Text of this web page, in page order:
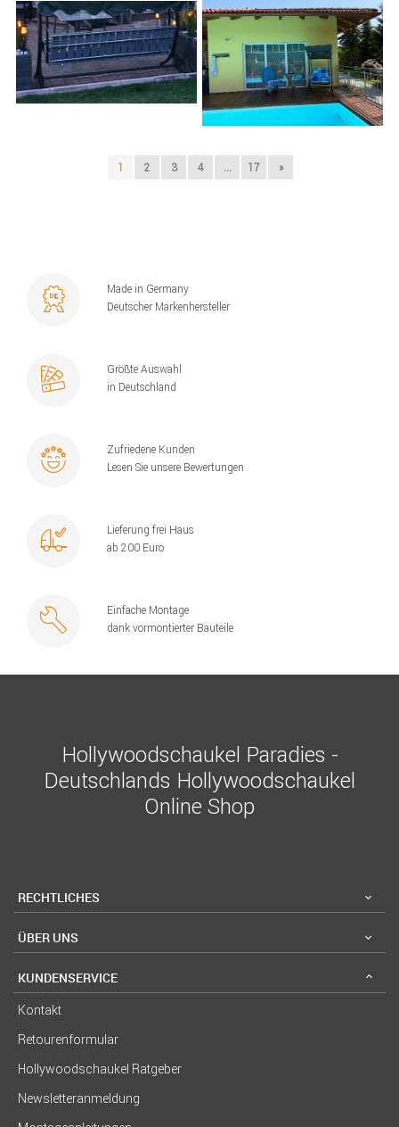
1 2 3 4 ... 17 »
Made in Germany
Deutscher Markenhersteller
Größte Auswahl
in Deutschland
Zufriedene Kunden
Lesen Sie unsere Bewertungen
Lieferung frei Haus
ab 200 Euro
Einfache Montage
dank vormontierter Bauteile
Hollywoodschaukel Paradies -
Deutschlands Hollywoodschaukel
Online Shop
RECHTLICHES
ÜBER UNS
KUNDENSERVICE
Kontakt
Retourenformular
Hollywoodschaukel Ratgeber
Newsletteranmeldung